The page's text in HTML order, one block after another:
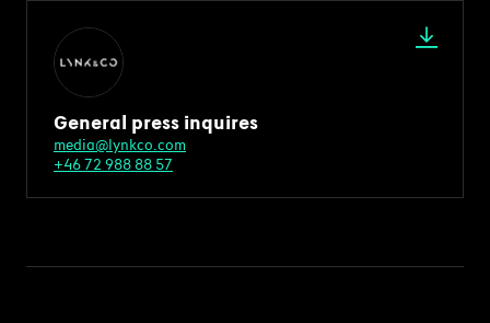
General press inquires
media@lynkco.com
+46 72 988 88 57